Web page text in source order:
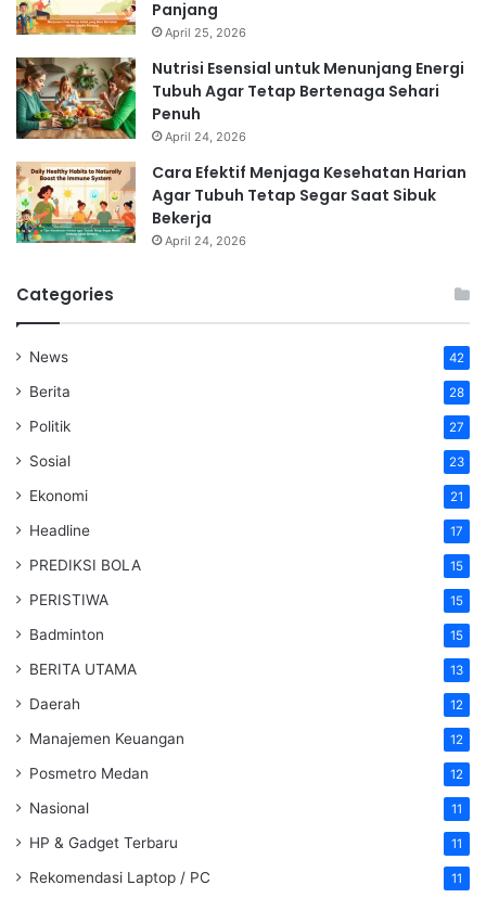
Panjang
April 25, 2026
Nutrisi Esensial untuk Menunjang Energi
Tubuh Agar Tetap Bertenaga Sehari
Penuh
April 24, 2026
Cara Efektif Menjaga Kesehatan Harian
Agar Tubuh Tetap Segar Saat Sibuk
Bekerja
April 24, 2026
Categories
News 42
Berita 28
Politik 27
Sosial 23
Ekonomi 21
Headline 17
PREDIKSI BOLA 15
PERISTIWA 15
Badminton 15
BERITA UTAMA 13
Daerah 12
Manajemen Keuangan 12
Posmetro Medan 12
Nasional 11
HP & Gadget Terbaru 11
Rekomendasi Laptop / PC 11